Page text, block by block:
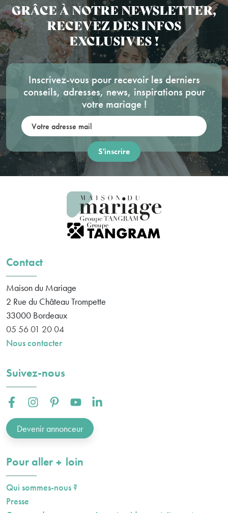
GRÂCE À NOTRE NEWSLETTER,
RECEVEZ DES INFOS
EXCLUSIVES !
Inscrivez-vous pour recevoir les derniers
conseils, adresses, news, inspirations pour
votre mariage !
Contact
Maison du Mariage
2 Rue du Château Trompette
33000 Bordeaux
05 56 01 20 04
Nous contacter
Suivez-nous
Facebook :Instagram :Pinterest :Youtube :Linkedin :
Devenir annonceur
Pour aller plusloin
Qui sommes-nous ?
Presse